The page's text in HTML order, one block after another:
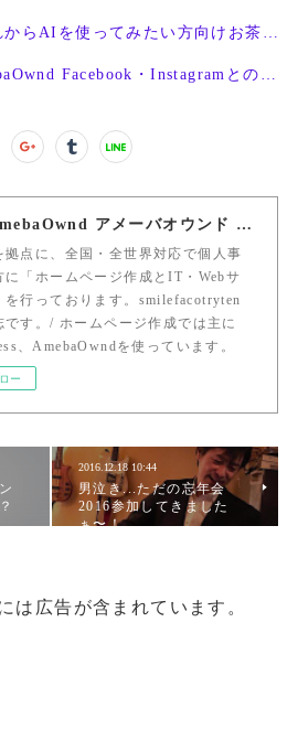
2月11日（水・祝）これからAIを使ってみたい方向けお茶会開催
【修正対応完了】AmebaOwnd Facebook・Instagramとの連携機能
札幌 AmebaOwnd アメーバオウンド 加藤敦志
拠点に、全国・全世界対応で個人事
に「ホームページ作成とIT・Webサ
を行っております。smilefacotryten
です。/ ホームページ作成では主に
、AmebaOwndを使っています。
ー
2016.12.18 10:44
男泣き...ただの忘年会
2016参加してきました
ぁ〜！
は広告が含まれています。